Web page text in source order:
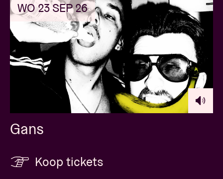
WO 23 SEP 26
Gans
Koop tickets